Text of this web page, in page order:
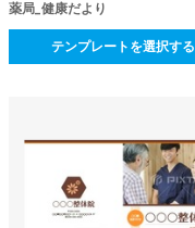
薬局_健康だより
テンプレートを選択する